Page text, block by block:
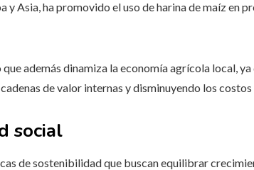
Asia, ha promovido el uso de harina de maíz en
además dinamiza la economía agrícola local,
de valor internas y disminuyendo los
social
de sostenibilidad que buscan equilibrar